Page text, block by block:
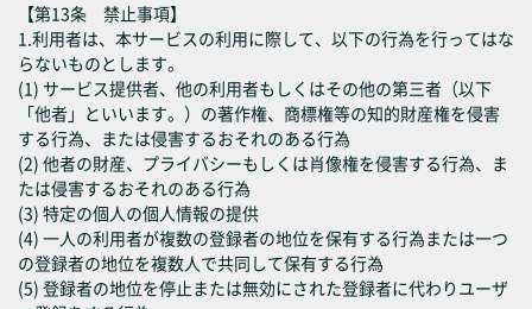
【第13条 禁止事項】
1.利用者は、本サービスの利用に際して、以下の行為を行ってはな
らないものとします。
(1) サービス提供者、他の利用者もしくはその他の第三者（以下
「他者」といいます。）の著作権、商標権等の知的財産権を侵害
する行為、または侵害するおそれのある行為
(2) 他者の財産、プライバシーもしくは肖像権を侵害する行為、ま
たは侵害するおそれのある行為
(3) 特定の個人の個人情報の提供
(4) 一人の利用者が複数の登録者の地位を保有する行為または一つ
の登録者の地位を複数人で共同して保有する行為
(5) 登録者の地位を停止または無効にされた登録者に代わりユーザ